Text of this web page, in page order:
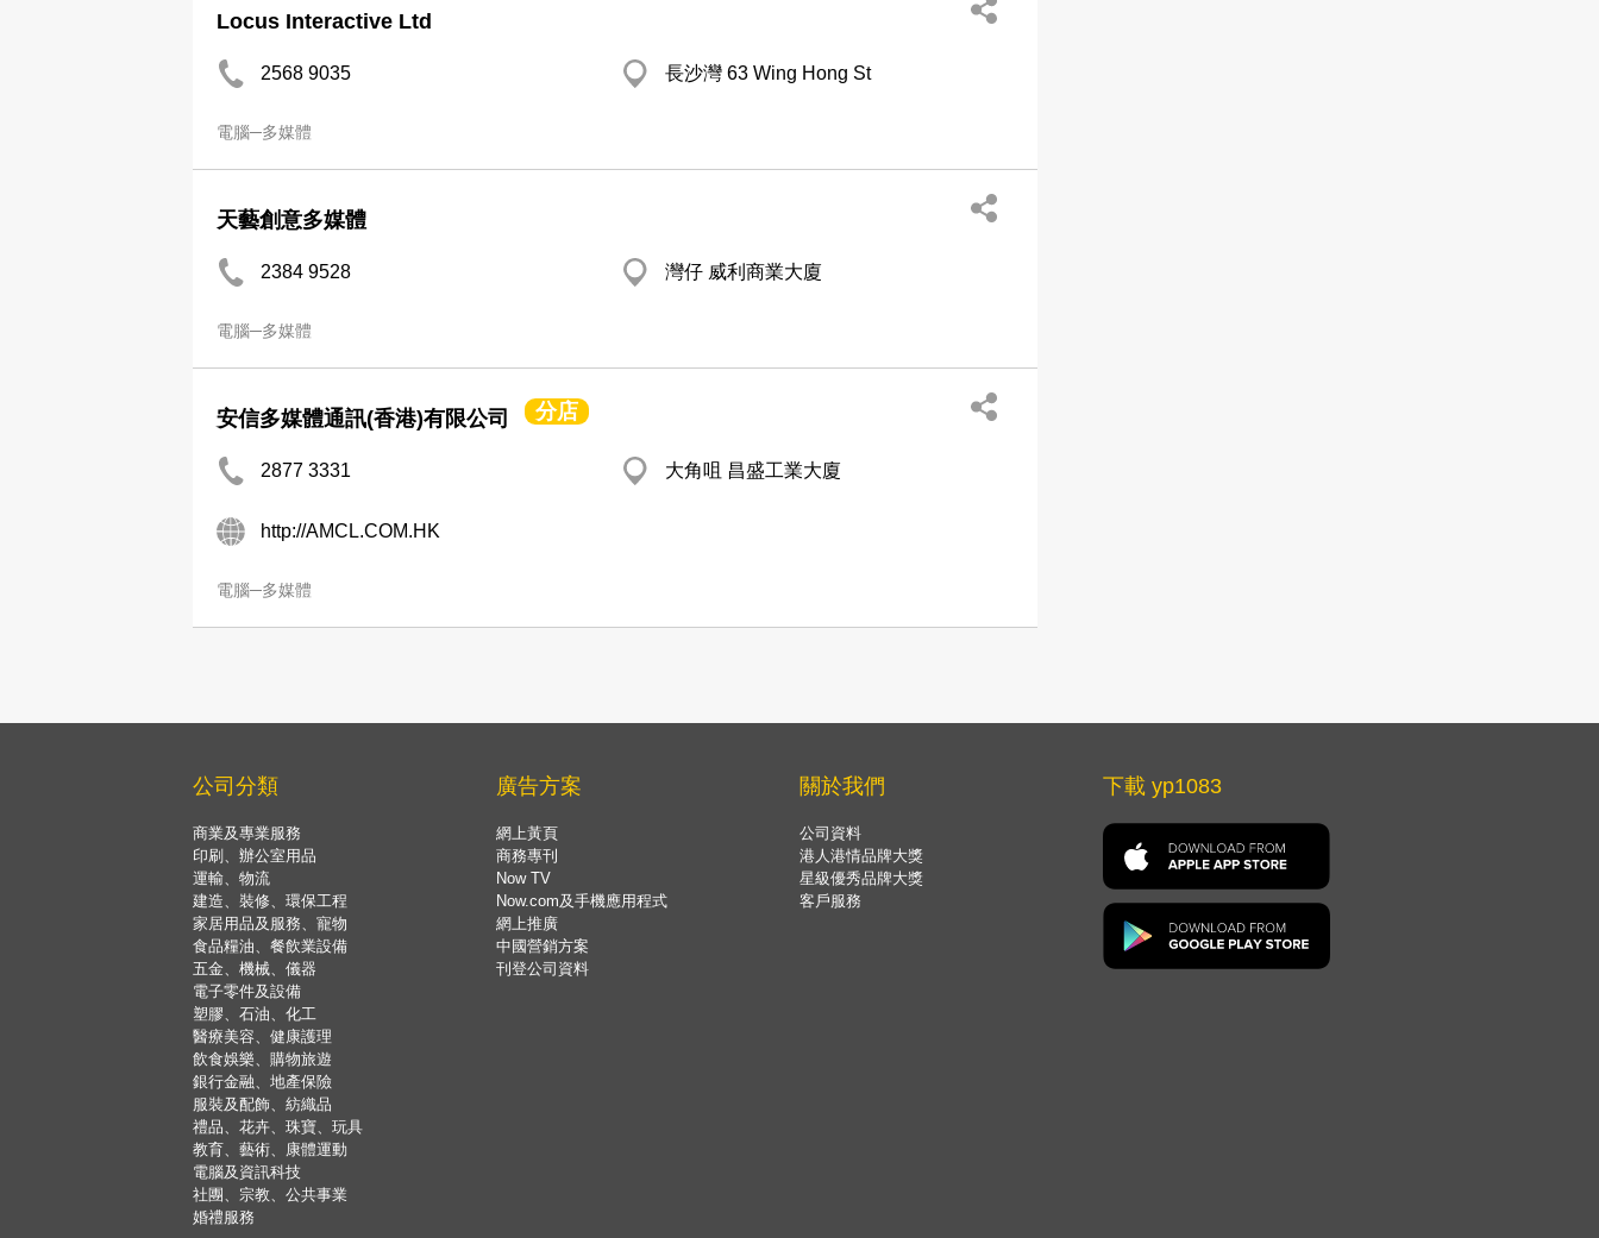
Locus Interactive Ltd
2568 9035 長沙灣 63 Wing Hong St
電腦─多媒體
天藝創意多媒體
2384 9528 灣仔 威利商業大廈
電腦─多媒體
安信多媒體通訊(香港)有限公司 分店
2877 3331 大角咀 昌盛工業大廈
http://AMCL.COM.HK
電腦─多媒體
公司分類
商業及專業服務
印刷、辦公室用品
運輸、物流
建造、裝修、環保工程
家居用品及服務、寵物
食品糧油、餐飲業設備
五金、機械、儀器
電子零件及設備
塑膠、石油、化工
醫療美容、健康護理
飲食娛樂、購物旅遊
銀行金融、地產保險
服裝及配飾、紡織品
禮品、花卉、珠寶、玩具
教育、藝術、康體運動
電腦及資訊科技
社團、宗教、公共事業
婚禮服務
廣告方案
網上黃頁
商務專刊
Now TV
Now.com及手機應用程式
網上推廣
中國營銷方案
刊登公司資料
關於我們
公司資料
港人港情品牌大獎
星級優秀品牌大獎
客戶服務
下載 yp1083